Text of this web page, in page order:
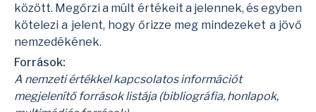
között. Megőrzi a múlt értékeit a jelennek, és egyben
kötelezi a jelent, hogy őrizze meg mindezeket a jövő
nemzedékének.
Források:
A nemzeti értékkel kapcsolatos információt
megjelenítő források listája (bibliográfia, honlapok,